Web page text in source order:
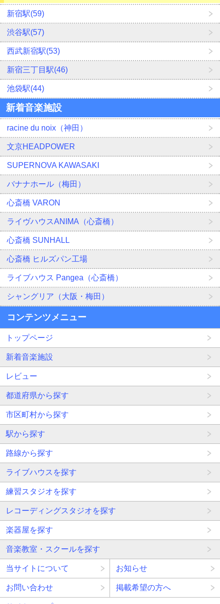
新宿駅(59)
渋谷駅(57)
西武新宿駅(53)
新宿三丁目駅(46)
池袋駅(44)
新着音楽施設
racine du noix（神田）
文京HEADPOWER
SUPERNOVA KAWASAKI
バナナホール（梅田）
心斎橋 VARON
ライヴハウスANIMA（心斎橋）
心斎橋 SUNHALL
心斎橋 ヒルズパン工場
ライブハウス Pangea（心斎橋）
シャングリア（大阪・梅田）
コンテンツメニュー
トップページ
新着音楽施設
レビュー
都道府県から探す
市区町村から探す
駅から探す
路線から探す
ライブハウスを探す
練習スタジオを探す
レコーディングスタジオを探す
楽器屋を探す
音楽教室・スクールを探す
当サイトについて お知らせ
お問い合わせ 掲載希望の方へ